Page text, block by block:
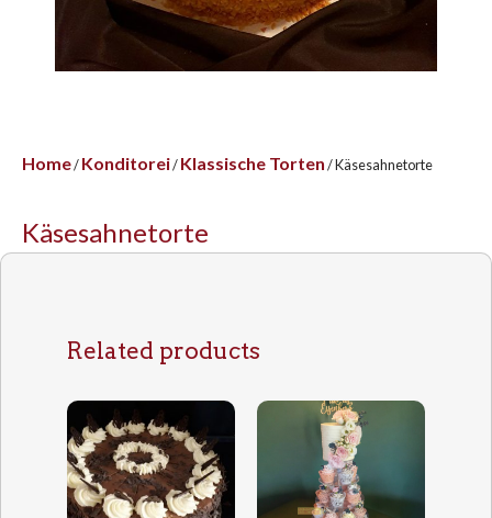
Home/Konditorei/Klassische Torten/ Käsesahnetorte
Käsesahnetorte
Related products